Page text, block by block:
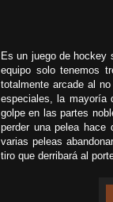
Es un juego de hockey
equipo solo tenemos
totalmente arcade al
especiales, la mayoría
golpe en las partes
perder una pelea hace
varias peleas
tiro que derribará al